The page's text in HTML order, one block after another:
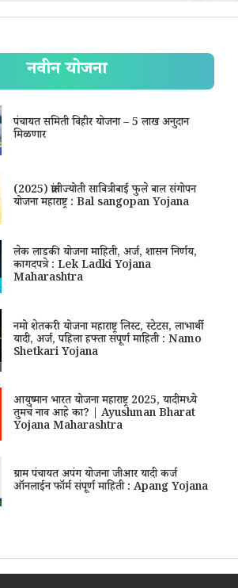
नवीन योजना
पंचायत समिती विहीर योजना – 5 लाख अनुदान
मिळणार
(2025) क्रांतीज्योती सावित्रीबाई फुले बाल संगोपन
योजना महाराष्ट्र : Bal sangopan Yojana
लेक लाडकी योजना माहिती, अर्ज, शासन निर्णय,
कागदपत्रे : Lek Ladki Yojana
Maharashtra
नमो शेतकरी योजना महाराष्ट्र लिस्ट, स्टेटस, लाभार्थी
यादी, अर्ज, पहिला हफ्ता संपूर्ण माहिती : Namo
Shetkari Yojana
आयुष्मान भारत योजना महाराष्ट्र 2025, यादीमध्ये
तुमचं नाव आहे का? | Ayushman Bharat
Yojana Maharashtra
ग्राम पंचायत अपंग योजना जीआर यादी कर्ज
ऑनलाईन फॉर्म संपूर्ण माहिती : Apang Yojana